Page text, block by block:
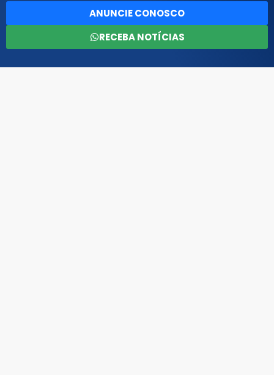
ANUNCIE CONOSCO
RECEBA NOTÍCIAS